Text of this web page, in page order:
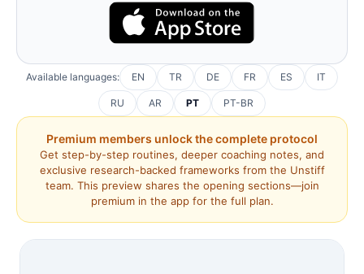
Available languages: EN TR DE FR ES IT
RU AR PT PT-BR
Premium members unlock the complete protocol
Get step-by-step routines, deeper coaching notes, and
exclusive research-backed frameworks from the Unstiff
team. This preview shares the opening sections—join
premium in the app for the full plan.